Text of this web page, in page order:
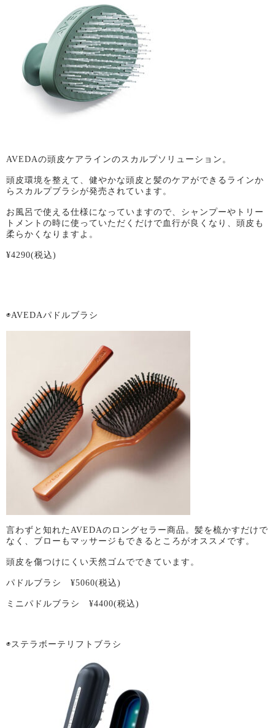
AVEDAの頭皮ケアラインのスカルプソリューション。
頭皮環境を整えて、健やかな頭皮と髪のケアができるラインか
らスカルプブラシが発売されています。
お風呂で使える仕様になっていますので、シャンプーやトリー
トメントの時に使っていただくだけで血行が良くなり、頭皮も
柔らかくなりますよ。
¥4290(税込)
◉AVEDAパドルブラシ
言わずと知れたAVEDAのロングセラー商品。髪を梳かすだけで
なく、ブローもマッサージもできるところがオススメです。
頭皮を傷つけにくい天然ゴムでできています。
パドルブラシ ¥5060(税込)
ミニパドルブラシ ¥4400(税込)
◉ステラボーテリフトブラシ